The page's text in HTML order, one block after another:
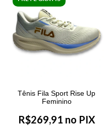
Tênis Fila Sport Rise Up
Feminino
R$269,91 no PIX